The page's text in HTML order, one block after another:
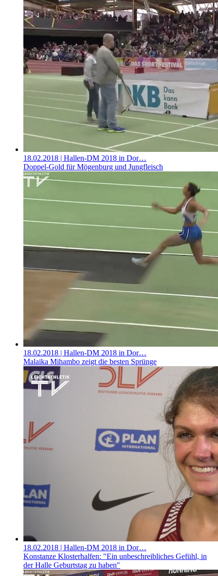
18.02.2018 | Hallen-DM 2018 in Dor…
Doppel-Gold für Mögenburg und Jungfleisch
18.02.2018 | Hallen-DM 2018 in Dor…
Malaika Mihambo zeigt die besten Sprünge
18.02.2018 | Hallen-DM 2018 in Dor…
Konstanze Klosterhalfen: "Ein unbeschreibliches Gefühl, in
der Halle Geburtstag zu haben"